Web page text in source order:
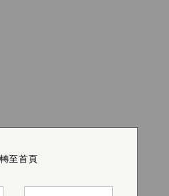
至首頁
至首頁
至首頁
至首頁
至首頁